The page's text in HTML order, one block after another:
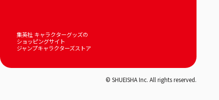
集英社 キャラクターグッズの
ショッピングサイト
ジャンプキャラクターズストア
© SHUEISHA Inc. All rights reserved.